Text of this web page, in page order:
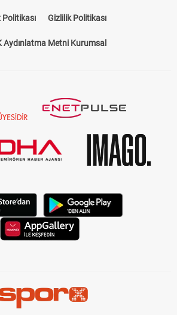
Politikası Gizlilik Politikası
Aydınlatma Metni Kurumsal